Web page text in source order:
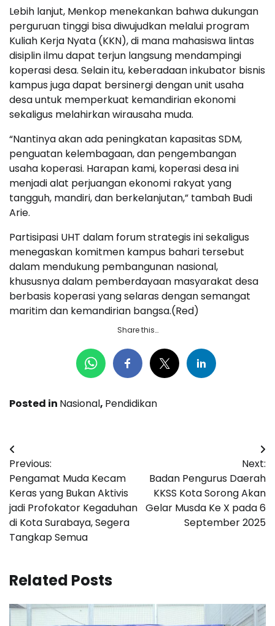
Lebih lanjut, Menkop menekankan bahwa dukungan
perguruan tinggi bisa diwujudkan melalui program
Kuliah Kerja Nyata (KKN), di mana mahasiswa lintas
disiplin ilmu dapat terjun langsung mendampingi
koperasi desa. Selain itu, keberadaan inkubator bisnis
kampus juga dapat bersinergi dengan unit usaha
desa untuk memperkuat kemandirian ekonomi
sekaligus melahirkan wirausaha muda.
“Nantinya akan ada peningkatan kapasitas SDM,
penguatan kelembagaan, dan pengembangan
usaha koperasi. Harapan kami, koperasi desa ini
menjadi alat perjuangan ekonomi rakyat yang
tangguh, mandiri, dan berkelanjutan,” tambah Budi
Arie.
Partisipasi UHT dalam forum strategis ini sekaligus
menegaskan komitmen kampus bahari tersebut
dalam mendukung pembangunan nasional,
khususnya dalam pemberdayaan masyarakat desa
berbasis koperasi yang selaras dengan semangat
maritim dan kemandirian bangsa.(Red)
Share this…
Posted in Nasional, Pendidikan
Navigasi
pos
Previous:
Pengamat Muda Kecam
Keras yang Bukan Aktivis
jadi Profokator Kegaduhan
di Kota Surabaya, Segera
Tangkap Semua
Next:
Badan Pengurus Daerah
KKSS Kota Sorong Akan
Gelar Musda Ke X pada 6
September 2025
Related Posts